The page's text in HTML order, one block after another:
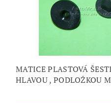
MATICE PLASTOVÁ
HLAVOU , PODLOŽKOU